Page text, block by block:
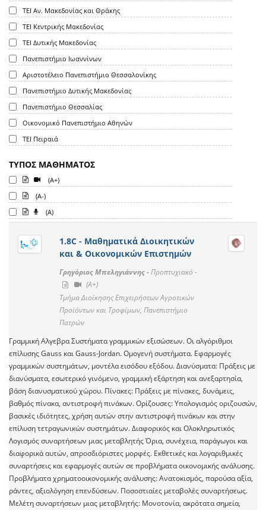
ΤΕΙ Αν. Μακεδονίας και Θράκης
ΤΕΙ Κεντρικής Μακεδονίας
ΤΕΙ Δυτικής Μακεδονίας
Πανεπιστήμιο Ιωαννίνων
Αριστοτέλειο Πανεπιστήμιο Θεσσαλονίκης
Πανεπιστήμιο Δυτικής Μακεδονίας
Πανεπιστήμιο Θεσσαλίας
Οικονομικό Πανεπιστήμιο Αθηνών
ΤΕΙ Πειραιά
ΤΥΠΟΣ ΜΑΘΗΜΑΤΟΣ
(A+)
(A-)
(A)
1.8C - Μαθηματικά Διοικητικών
και & Οικονομικών Επιστημών
Γρηγόριος Μπεληγιάννης -Προπτυχιακό -
(A+)
Τμήμα Διοίκησης Επιχειρήσεων Αγροτικών
Προϊόντων και Τροφίμων, Πανεπιστήμιο
Πατρών
Γραμμική Αλγεβρα Συστήματα γραμμικών εξισώσεων. Οι αλγόριθμοι
επίλυσης Gauss και Gauss-Jordan. Ομογενή συστήματα. Εφαρμογές
γραμμικών συστημάτων, μοντέλα εισόδου εξόδου. Διανύσματα: Πράξεις με
διανύσματα, εσωτερικό γινόμενο, γραμμική εξάρτηση και ανεξαρτησία,
βάση διανυσματικού χώρου. Πίνακες: Πράξεις με πίνακες, δυνάμεις,
βαθμός πίνακα, αντιστροφή πινάκων. Ορίζουσες: Υπολογισμός οριζουσών,
βασικές ιδιότητες, χρήση αυτών στην αντιστροφή πινάκων και στην
επίλυση τετραγωνικών συστημάτων. Διαφορικός και Ολοκληρωτικός
Λογισμός συναρτήσεων μιας μεταβλητής Όρια, συνέχεια, παράγωγοι και
διαφορικά αυτών, απροσδιόριστες μορφές. Εκθετικές και λογαριθμικές
συναρτήσεις και εφαρμογές αυτών σε προβλήματα οικονομικής ανάλυσης.
Προβλήματα χρηματοοικονομικής ανάλυσης: Aνατοκισμός, παρούσα αξία,
ράντες, αξιολόγηση επενδύσεων. Ποσοστιαίες μεταβολές συναρτήσεως.
Μελέτη συναρτήσεων μιας μεταβλητής: Μονοτονία, ακρότατα σημεία,